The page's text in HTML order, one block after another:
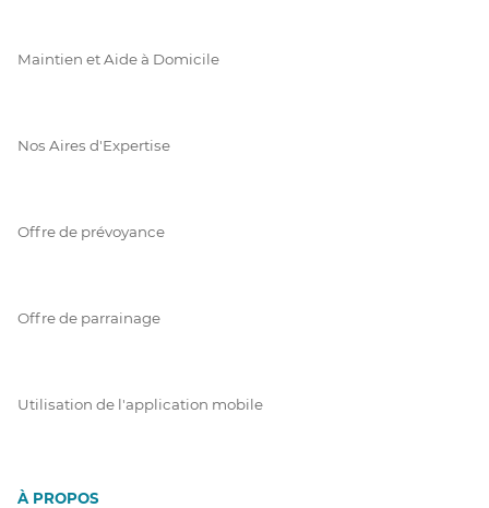
Maintien et Aide à Domicile
Nos Aires d'Expertise
Offre de prévoyance
Offre de parrainage
Utilisation de l'application mobile
À PROPOS